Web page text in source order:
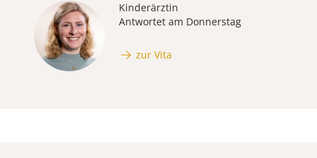
Kinderärztin
Antwortet am Donnerstag
zur Vita